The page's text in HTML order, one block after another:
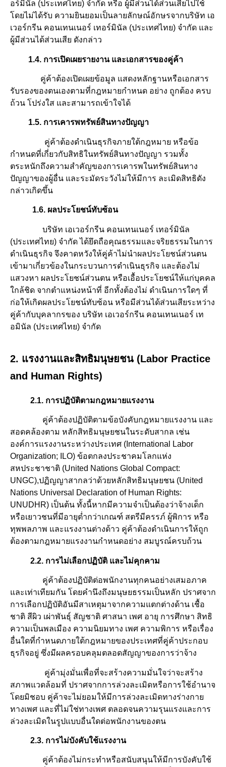
อร์มินัล (ประเทศไทย) จำกัด หรือ ผู้มีส่วนได้ส่วนเสียไปใช้
โดยไม่ได้รับ ความยินยอมเป็นลายลักษณ์อักษรจากบริษัท เอ
เวอร์กรีน คอนเทนเนอร์ เทอร์มินัล (ประเทศไทย) จำกัด และ
ผู้มีส่วนได้ส่วนเสีย ดังกล่าว
1.4. การเปิดเผยรายงาน และเอกสารของคู่ค้า
คู่ค้าต้องเปิดเผยข้อมูล แสดงหลักฐานหรือเอกสาร
รับรองของตนเองตามที่กฎหมายกำหนด อย่าง ถูกต้อง ครบ
ถ้วน โปร่งใส และสามารถเข้าใจได้
1.5. การเคารพทรัพย์สินทางปัญญา
คู่ค้าต้องดำเนินธุรกิจภายใต้กฎหมาย หรือข้อ
กำหนดที่เกี่ยวกับสิทธิในทรัพย์สินทางปัญญา รวมทั้ง
ตระหนักถึงความสำคัญของการเคารพในทรัพย์สินทาง
ปัญญาของผู้อื่น และระมัดระวังไม่ให้มีการ ละเมิดสิทธิดัง
กล่าวเกิดขึ้น
1.6. ผลประโยชน์ทับซ้อน
บริษัท เอเวอร์กรีน คอนเทนเนอร์ เทอร์มินัล
(ประเทศไทย) จำกัด ได้ยึดถือคุณธรรมและจริยธรรมในการ
ดำเนินธุรกิจ จึงคาดหวังให้คู่ค้าไม่นำผลประโยชน์ส่วนตน
เข้ามาเกี่ยวข้องในกระบวนการดำเนินธุรกิจ และต้องไม่
แสวงหา ผลประโยชน์ส่วนตน หรือเอื้อประโยชน์ให้แก่บุคคล
ใกล้ชิด จากตำแหน่งหน้าที่ อีกทั้งต้องไม่ ดำเนินการใดๆ ที่
ก่อให้เกิดผลประโยชน์ทับซ้อน หรือมีส่วนได้ส่วนเสียระหว่าง
คู่ค้ากับบุคลากรของ บริษัท เอเวอร์กรีน คอนเทนเนอร์ เท
อมินัล (ประเทศไทย) จำกัด
2. แรงงานและสิทธิมนุษยชน (Labor Practice
and Human Rights)
2.1. การปฏิบัติตามกฎหมายแรงงาน
คู่ค้าต้องปฏิบัติตามข้อบังคับกฎหมายแรงงาน และ
สอดคล้องตาม หลักสิทธิมนุษยชนในระดับสากล เช่น
องค์การแรงงานระหว่างประเทศ (International Labor
Organization; ILO) ข้อตกลงประชาคมโลกแห่ง
สหประชาชาติ (United Nations Global Compact:
UNGC),ปฏิญญาสากลว่าด้วยหลักสิทธิมนุษยชน (United
Nations Universal Declaration of Human Rights:
UNUDHR) เป็นต้น ทั้งนี้หากมีความจำเป็นต้องว่าจ้างเด็ก
หรือเยาวชนที่มีอายุต่ำกว่าเกณฑ์ สตรีมีครรภ์ ผู้พิการ หรือ
ทุพพลภาพ และแรงงานต่างด้าว คู่ค้าต้องดำเนินการให้ถูก
ต้องตามกฎหมายแรงงานกำหนดอย่าง สมบูรณ์ครบถ้วน
2.2. การไม่เลือกปฏิบัติ และไม่คุกคาม
คู่ค้าต้องปฏิบัติต่อพนักงานทุกคนอย่างเสมอภาค
และเท่าเทียมกัน โดยคำนึงถึงมนุษยธรรมเป็นหลัก ปราศจาก
การเลือกปฏิบัติอันมีสาเหตุมาจากความแตกต่างด้าน เชื้อ
ชาติ สีผิว เผ่าพันธุ์ สัญชาติ ศาสนา เพศ อายุ การศึกษา สิทธิ
ความเป็นพลเมือง ความนิยมทาง เพศ ความพิการ หรือเรื่อง
อื่นใดที่กำหนดภายใต้กฎหมายของประเทศที่คู่ค้าประกอบ
ธุรกิจอยู่ ซึ่งมีผลครอบคลุมตลอดสัญญาของการว่าจ้าง
คู่ค้ามุ่งมั่นเพื่อที่จะสร้างความมั่นใจว่าจะสร้าง
สภาพแวดล้อมที่ ปราศจากการล่วงละเมิดหรือการใช้อำนาจ
โดยมิชอบ คู่ค้าจะไม่ยอมให้มีการล่วงละเมิดทางร่างกาย
ทางเพศ และที่ไม่ใช่ทางเพศ ตลอดจนความรุนแรงและการ
ล่วงละเมิดในรูปแบบอื่นใดต่อพนักงานของตน
2.3. การไม่บังคับใช้แรงงาน
คู่ค้าต้องไม่กระทำหรือสนับสนุนให้มีการบังคับใช้